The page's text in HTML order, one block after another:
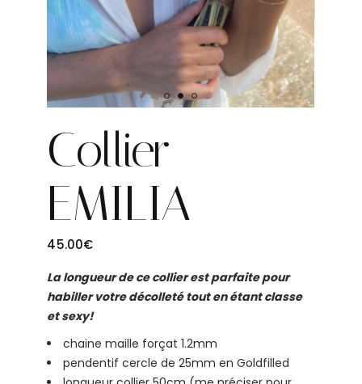
Collier
EMILIA
45.00€
La longueur de ce collier est parfaite pour
habiller votre décolleté tout en étant classe
et sexy!
chaine maille forçat 1.2mm
pendentif cercle de 25mm en Goldfilled